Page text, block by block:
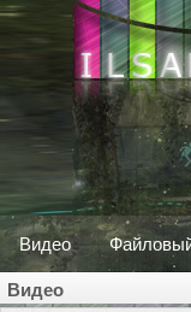
Видео
Видео